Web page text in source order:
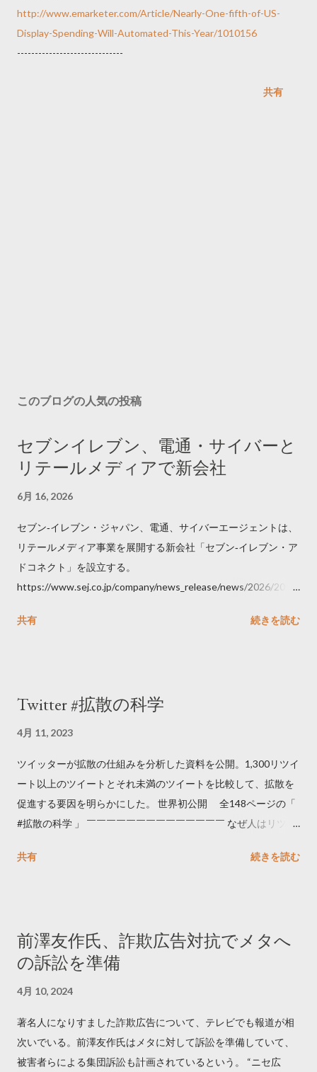
http://www.emarketer.com/Article/Nearly-One-fifth-of-US-
Display-Spending-Will-Automated-This-Year/1010156
------------------------------
共有
このブログの人気の投稿
セブンイレブン、電通・サイバーと
リテールメディアで新会社
6月 16, 2026
セブン‐イレブン・ジャパン、電通、サイバーエージェントは、
リテールメディア事業を展開する新会社「セブン‐イレブン・ア
ドコネクト」を設立する。
https://www.sej.co.jp/company/news_release/news/2026/2026
共有
続きを読む
Twitter #拡散の科学
4月 11, 2023
ツイッターが拡散の仕組みを分析した資料を公開。1,300リツイ
ート以上のツイートとそれ未満のツイートを比較して、拡散を
促進する要因を明らかにした。 世界初公開 全148ページの「
#拡散の科学 」 ￣￣￣￣￣￣￣￣￣￣￣￣￣￣ なぜ人はリツイ
学しました。 ー バズの目安は1300リツイート ー 人は16の熱量
トするのか？ https://marketing.twitter.com/ja/insights/kakusan
共有 続きを読む
前澤友作氏、詐欺広告対抗でメタへ
の訴訟を準備
4月 10, 2024
著名人になりすました詐欺広告について、テレビでも報道が相
次いでいる。前澤友作氏はメタに対して訴訟を準備していて、
被害者らによる集団訴訟も計画されているという。 “ニセ広